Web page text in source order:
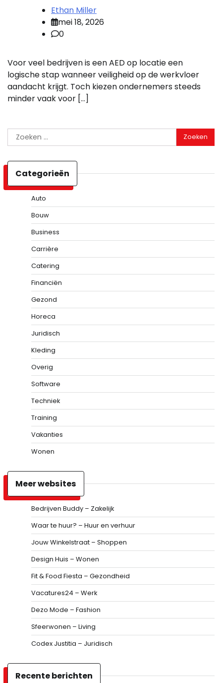
Ethan Miller
mei 18, 2026
0
Voor veel bedrijven is een AED op locatie een
logische stap wanneer veiligheid op de werkvloer
aandacht krijgt. Toch kiezen ondernemers steeds
minder vaak voor […]
Zoeken
naar:
Categorieën
Auto
Bouw
Business
Carrière
Catering
Financiën
Gezond
Horeca
Juridisch
Kleding
Overig
Software
Techniek
Training
Vakanties
Wonen
Meer websites
Bedrijven Buddy – Zakelijk
Waar te huur? – Huur en verhuur
Jouw Winkelstraat – Shoppen
Design Huis – Wonen
Fit & Food Fiesta – Gezondheid
Vacatures24 – Werk
Dezo Mode – Fashion
Sfeerwonen – Living
Codex Justitia – Juridisch
Recente berichten